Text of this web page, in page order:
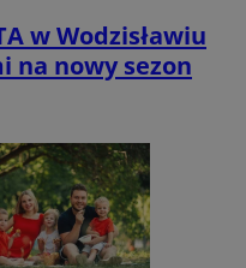
w Wodzisławiu
na nowy sezon